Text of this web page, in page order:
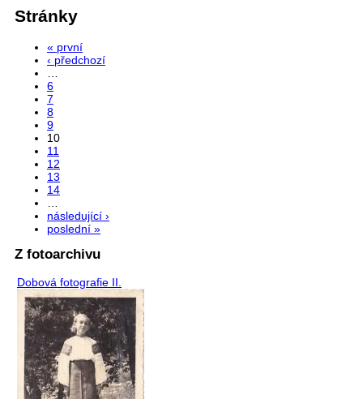
Stránky
« první
‹ předchozí
6
7
8
9
10
11
12
13
14
následující ›
poslední »
Z fotoarchivu
Dobová fotografie II.